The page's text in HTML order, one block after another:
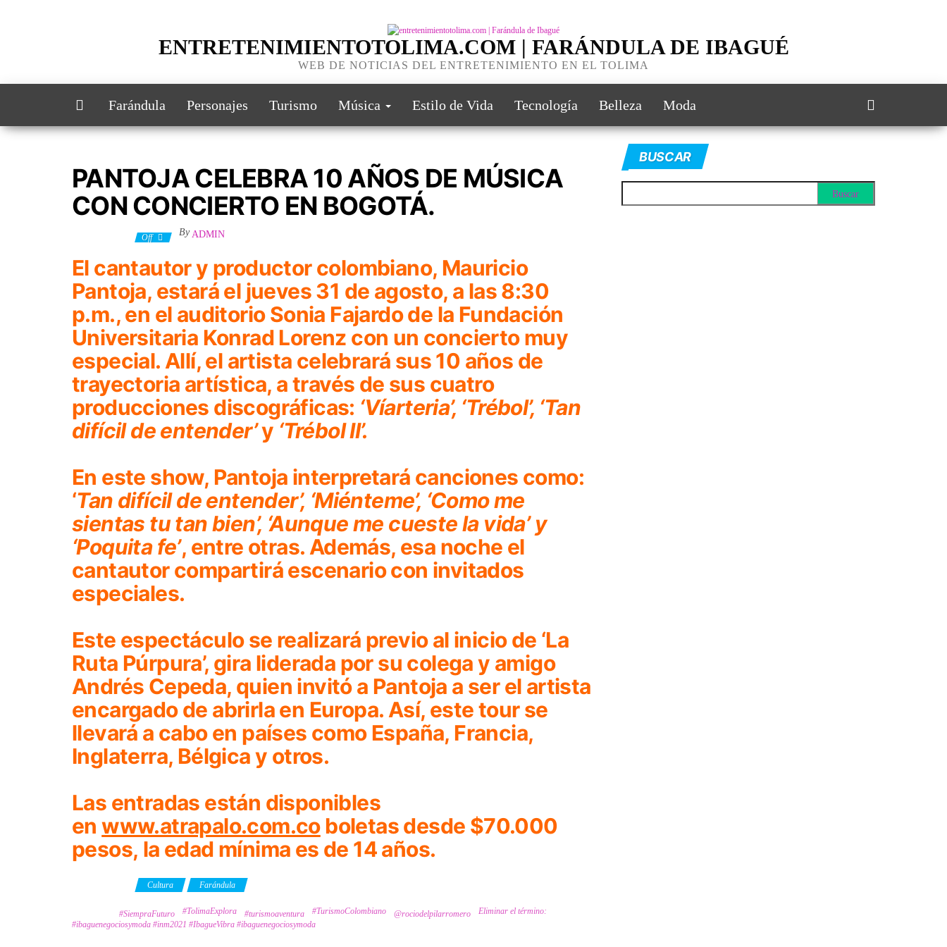
ENTRETENIMIENTOTOLIMA.COM | FARÁNDULA DE IBAGUÉ
WEB DE NOTICIAS DEL ENTRETENIMIENTO EN EL TOLIMA
Farándula Personajes Turismo Música Estilo de Vida Tecnología Belleza Moda
PANTOJA CELEBRA 10 AÑOS DE MÚSICA
CON CONCIERTO EN BOGOTÁ.
Off By ADMIN
El cantautor y productor colombiano, Mauricio
Pantoja, estará el jueves 31 de agosto, a las 8:30
p.m., en el auditorio Sonia Fajardo de la Fundación
Universitaria Konrad Lorenz con un concierto muy
especial. Allí, el artista celebrará sus 10 años de
trayectoria artística, a través de sus cuatro
producciones discográficas: ‘Víarteria’, ‘Trébol’, ‘Tan
difícil de entender’y ‘Trébol II’.
En este show, Pantoja interpretará canciones como:
‘Tan difícil de entender’, ‘Miénteme’, ‘Como me
sientas tu tan bien’, ‘Aunque me cueste la vida’ y
‘Poquita fe’, entre otras. Además, esa noche el
cantautor compartirá escenario con invitados
especiales.
Este espectáculo se realizará previo al inicio de ‘La
Ruta Púrpura’, gira liderada por su colega y amigo
Andrés Cepeda, quien invitó a Pantoja a ser el artista
encargado de abrirla en Europa. Así, este tour se
llevará a cabo en países como España, Francia,
Inglaterra, Bélgica y otros.
Las entradas están disponibles
enwww.atrapalo.com.coboletas desde $70.000
pesos, la edad mínima es de 14 años.
Cultura Farándula
#SiempraFuturo #TolimaExplora #turismoaventura #TurismoColombiano @rociodelpilarromero
Eliminar el término:
#ibaguenegociosymoda #inm2021 #IbagueVibra #ibaguenegociosymoda
BUSCAR